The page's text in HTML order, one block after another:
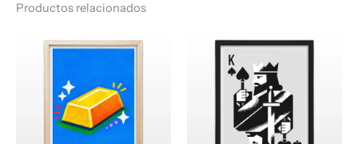
Productos relacionados
de
de